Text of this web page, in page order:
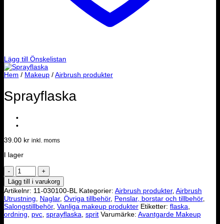
Lägg till Önskelistan
Hem / Makeup /Airbrush produkter
Sprayflaska
39.00 kr inkl. moms
I lager
Sprayflaska
mängd
Lägg till i varukorg
Artikelnr: 11-030100-BL Kategorier: Airbrush produkter, Airbrush
Utrustning
Naglar, Övriga tillbehör, Penslar, borstar och tillbehör,
Salongstillbehör, Vanliga makeup produkter Etiketter: flaska
ordning
pvc sprayflaska sprit Varumärke: Avantgarde Makeup